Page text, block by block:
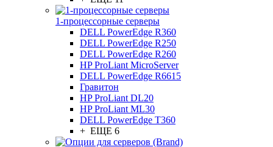
1-процессорные серверы
DELL PowerEdge R360
DELL PowerEdge R250
DELL PowerEdge R260
HP ProLiant MicroServer
DELL PowerEdge R6615
Гравитон
HP ProLiant DL20
HP ProLiant ML30
DELL PowerEdge T360
+ ЕЩЕ 6